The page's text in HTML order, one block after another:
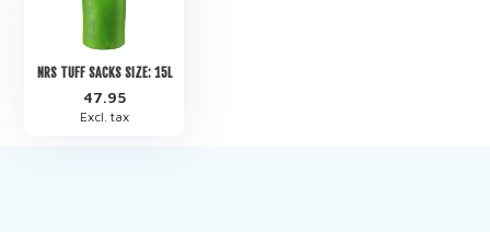
NRS TUFF SACKS SIZE: 15L
47.95
Excl. tax